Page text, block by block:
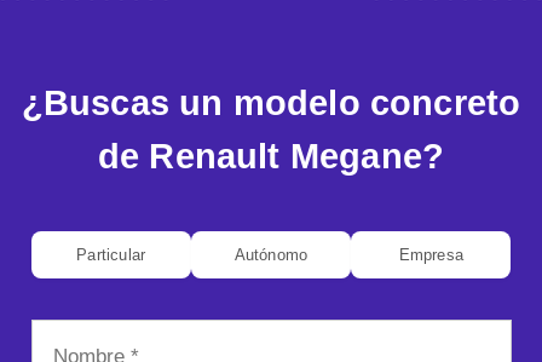
¿Buscas un modelo concreto
de Renault Megane?
Particular Autónomo Empresa